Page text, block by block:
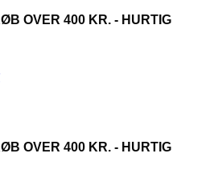
OVER 400 KR. - HURTIG
OVER 400 KR. - HURTIG